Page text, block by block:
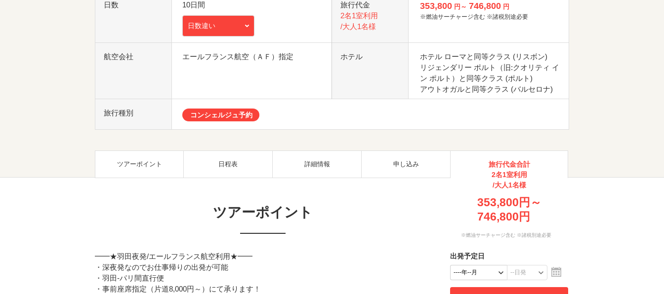
日数 10日間
日数違い
旅行代金
2名1室利用
/大人1名様
353,800 円～ 746,800 円
※燃油サーチャージ含む ※諸税別途必要
航空会社 エールフランス航空（ＡＦ）指定 ホテル
ホテル ローマと同等クラス (リスボン)
リジェンダリー ポルト（旧:クオリティ イ
ン ポルト）と同等クラス (ポルト)
アウトオガルと同等クラス (バルセロナ)
旅行種別 コンシェルジュ予約
ツアーポイント 日程表 詳細情報 申し込み
ツアーポイント
━━★羽田夜発/エールフランス航空利用★━━
・深夜発なのでお仕事帰りの出発が可能
・羽田-パリ間直行便
・事前座席指定（片道8,000円～）にて承ります！
旅行代金合計
2名1室利用
/大人1名様
353,800円～
746,800円
※燃油サーチャージ含む ※諸税別途必要
出発予定日